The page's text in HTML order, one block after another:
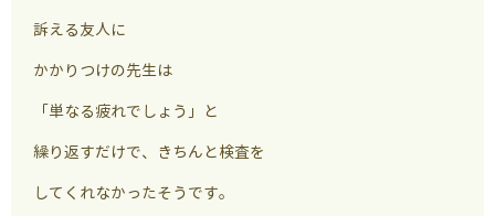
訴える友人に
かかりつけの先生は
「単なる疲れでしょう」と
繰り返すだけで、きちんと検査を
してくれなかったそうです。